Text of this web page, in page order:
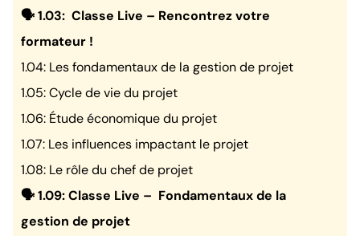
🗣️ 1.03: Classe Live – Rencontrez votre
formateur !
1.04: Les fondamentaux de la gestion de projet
1.05: Cycle de vie du projet
1.06: Étude économique du projet
1.07: Les influences impactant le projet
1.08: Le rôle du chef de projet
🗣️ 1.09: Classe Live – Fondamentaux de la
gestion de projet